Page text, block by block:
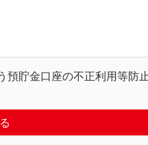
預貯金口座の不正利用等防